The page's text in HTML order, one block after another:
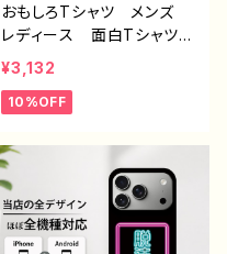
おもしろTシャツ メンズ
レディース 面白Tシャツ
文字 ネタTシャツ かわ
いい おしゃれ 個性的
おすすめ 半袖シャツ デ
ル デザイン グッズ タイ
トル：筋肉こそ正義 作：ん
ごミック G-6
¥3,132
10%OFF